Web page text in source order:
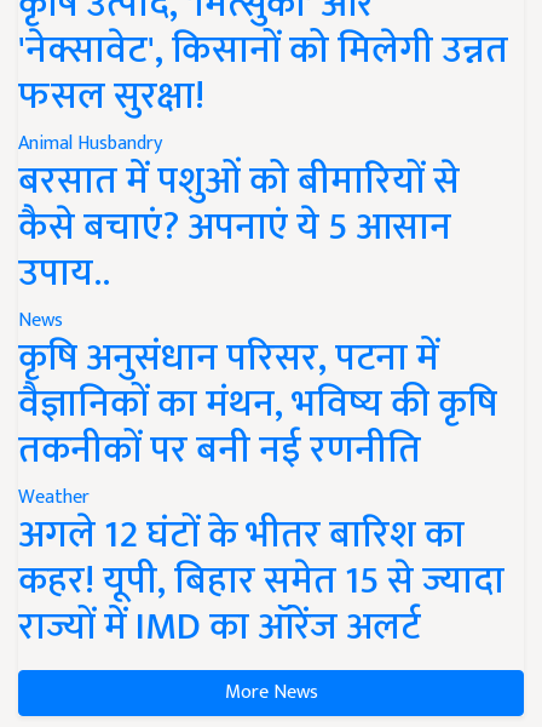
'नेक्सावेट', किसानों को मिलेगी उन्नत
फसल सुरक्षा!
Animal Husbandry
बरसात में पशुओं को बीमारियों से
कैसे बचाएं? अपनाएं ये 5 आसान
उपाय..
News
कृषि अनुसंधान परिसर, पटना में
वैज्ञानिकों का मंथन, भविष्य की कृषि
तकनीकों पर बनी नई रणनीति
Weather
अगले 12 घंटों के भीतर बारिश का
कहर! यूपी, बिहार समेत 15 से ज्यादा
राज्यों में IMD का ऑरेंज अलर्ट
More News